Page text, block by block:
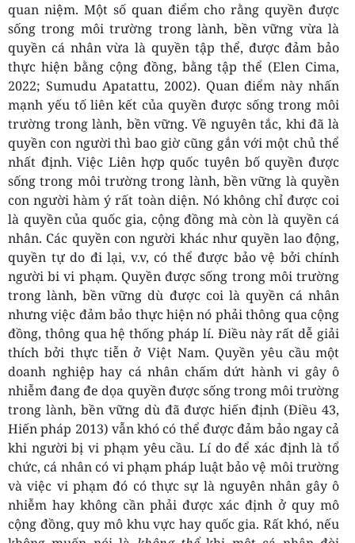
quan niệm. Một số quan điểm cho rằng quyền được
sống trong môi trường trong lành, bền vững vừa là
quyền cá nhân vừa là quyền tập thể, được đảm bảo
thực hiện bằng cộng đồng, bằng tập thể (Elen Cima,
2022; Sumudu Apatattu, 2002). Quan điểm này nhấn
mạnh yếu tố liên kết của quyền được sống trong môi
trường trong lành, bền vững. Về nguyên tắc, khi đã là
quyền con người thì bao giờ cũng gắn với một chủ thể
nhất định. Việc Liên hợp quốc tuyên bố quyền được
sống trong môi trường trong lành, bền vững là quyền
con người hàm ý rất toàn diện. Nó không chỉ được coi
là quyền của quốc gia, cộng đồng mà còn là quyền cá
nhân. Các quyền con người khác như quyền lao động,
quyền tự do đi lại, v.v, có thể được bảo vệ bởi chính
người bi vi phạm. Quyền được sống trong môi trường
trong lành, bền vững dù được coi là quyền cá nhân
nhưng việc đảm bảo thực hiện nó phải thông qua cộng
đồng, thông qua hệ thống pháp lí. Điều này rất dễ giải
thích bởi thực tiễn ở Việt Nam. Quyền yêu cầu một
doanh nghiệp hay cá nhân chấm dứt hành vi gây ô
nhiễm đang đe dọa quyền được sống trong môi trường
trong lành, bền vững dù đã được hiến định (Điều 43,
Hiến pháp 2013) vẫn khó có thể được đảm bảo ngay cả
khi người bị vi phạm yêu cầu. Lí do để xác định là tổ
chức, cá nhân có vi phạm pháp luật bảo vệ môi trường
và việc vi phạm đó có thực sự là nguyên nhân gây ô
nhiễm hay không cần phải được xác định ở quy mô
cộng đồng, quy mô khu vực hay quốc gia. Rất khó, nếu